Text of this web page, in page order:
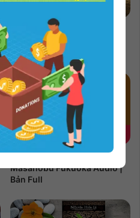
Đừng Bận Tâm Vì Chuyện
Tiền Bạc | Richard Carlson
Audio | Bản Full 11 phần
Masanobu Fukuoka Audio |
Bản Full